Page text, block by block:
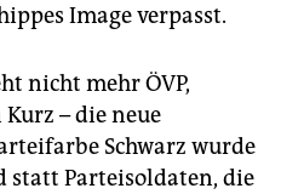
Image verpasst.
nicht mehr ÖVP,
– die neue
Schwarz wurde
statt Parteisoldaten, die